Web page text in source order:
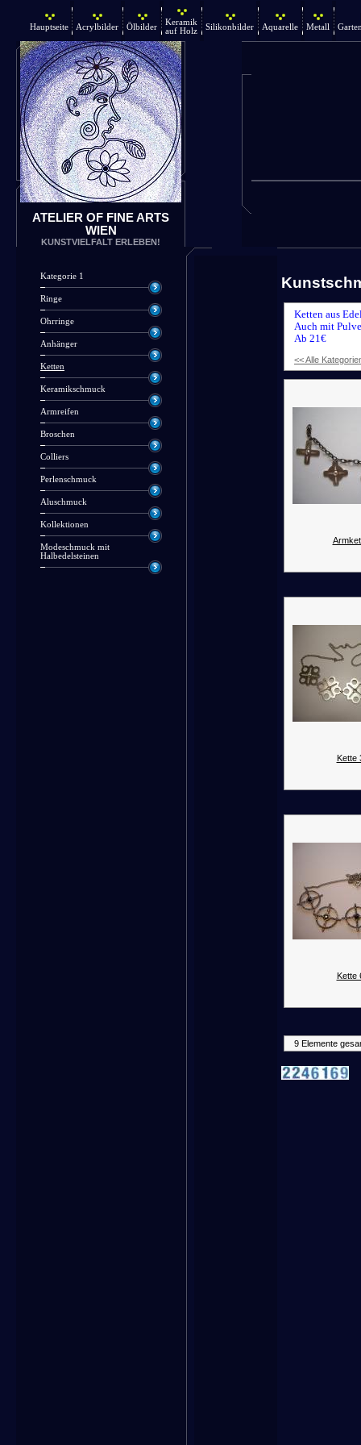
Hauptseite Acrylbilder Ölbilder
Keramik
auf Holz
Silikonbilder Aquarelle Metall
ATELIER OF FINE ARTS
WIEN
KUNSTVIELFALT ERLEBEN!
Kategorie 1
Ringe
Ohrringe
Anhänger
Ketten
Keramikschmuck
Armreifen
Broschen
Colliers
Perlenschmuck
Aluschmuck
Kollektionen
Modeschmuck mit
Halbedelsteinen
Ketten aus
Auch mit
Ab 21€
<< Alle
Kette
Kette
9 Elemente